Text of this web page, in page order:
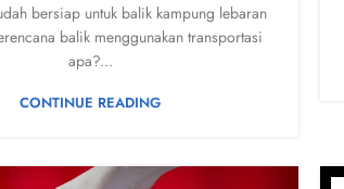
bersiap untuk balik kampung lebaran
balik menggunakan transportasi
apa?...
CONTINUE READING